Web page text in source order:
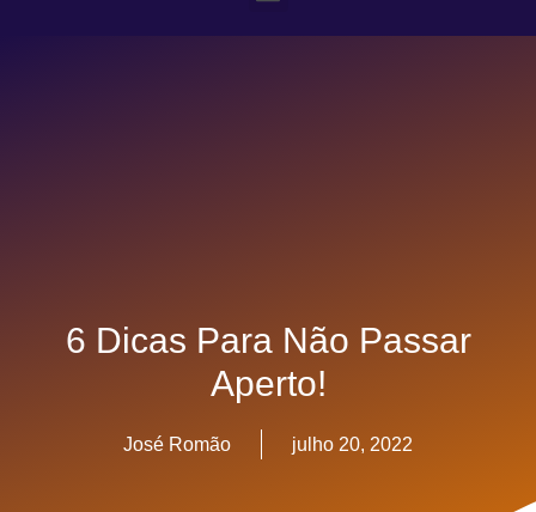
6 Dicas Para Não Passar
Aperto!
José Romão julho 20, 2022